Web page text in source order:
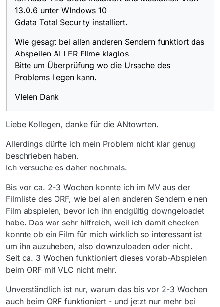
13.0.6 unter WIndows 10
Gdata Total Security installiert.
Wie gesagt bei allen anderen Sendern funktiort das
Abspeilen ALLER FIlme klaglos.
Bitte um Überprüfung wo die Ursache des
Problems liegen kann.
VIelen Dank
Liebe Kollegen, danke für die ANtowrten.
Allerdings dürfte ich mein Problem nicht klar genug
beschrieben haben.
Ich versuche es daher nochmals:
Bis vor ca. 2-3 Wochen konnte ich im MV aus der
Filmliste des ORF, wie bei allen anderen Sendern einen
Film abspielen, bevor ich ihn endgültig downgeloadet
habe. Das war sehr hilfreich, weil ich damit checken
konnte ob ein Film für mich wirklich so interessant ist
um ihn auzuheben, also downzuloaden oder nicht.
Seit ca. 3 Wochen funktioniert dieses vorab-Abspielen
beim ORF mit VLC nicht mehr.
Unverständlich ist nur, warum das bis vor 2-3 Wochen
auch beim ORF funktioniert - und jetzt nur mehr bei